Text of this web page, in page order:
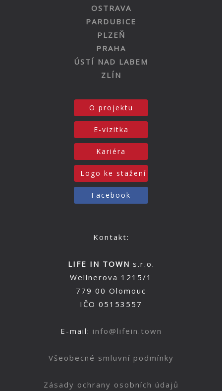
OSTRAVA
PARDUBICE
PLZEŇ
PRAHA
ÚSTÍ NAD LABEM
ZLÍN
O projektu
E-vizitka
Kariéra
Logo ke stažení
Facebook
Kontakt:
LIFE IN TOWN s.r.o.
Wellnerova 1215/1
779 00 Olomouc
IČO 05153557
E-mail: info@lifein.town
Všeobecné smluvní podmínky
Zásady ochrany osobních údajů